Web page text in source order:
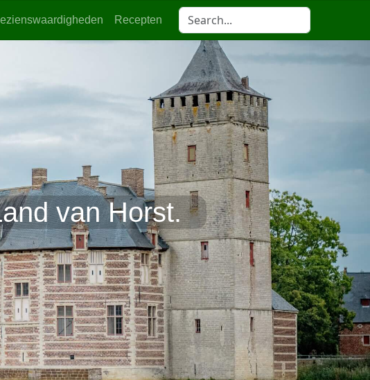
Recepten
van Horst.